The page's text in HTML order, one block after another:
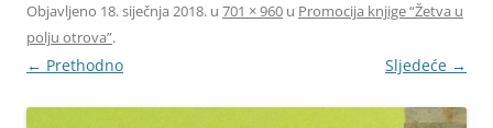
Objavljeno 18. siječnja 2018. u 701 × 960 u Promocija knjige “Žetva u
polju otrova”.
← Prethodno Sljedeće →